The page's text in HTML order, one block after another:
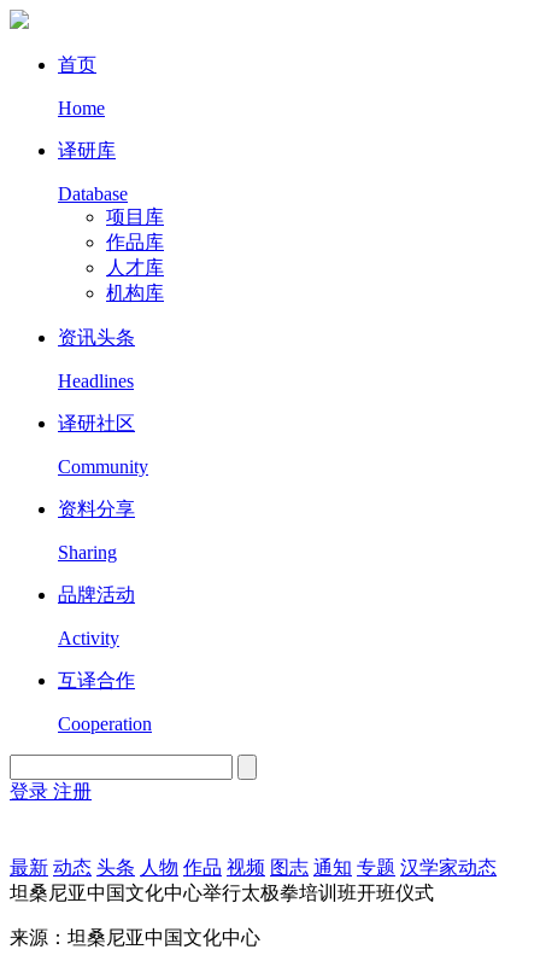
首页
Home
译研库
Database
项目库
作品库
人才库
机构库
资讯头条
Headlines
译研社区
Community
资料分享
Sharing
品牌活动
Activity
互译合作
Cooperation
登录 注册
最新 动态 头条 人物 作品 视频 图志 通知 专题 汉学家动态
坦桑尼亚中国文化中心举行太极拳培训班开班仪式
来源：坦桑尼亚中国文化中心